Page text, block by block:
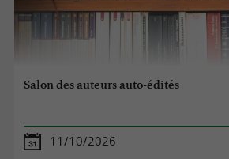
Salon des auteurs auto-édités
11/10/2026